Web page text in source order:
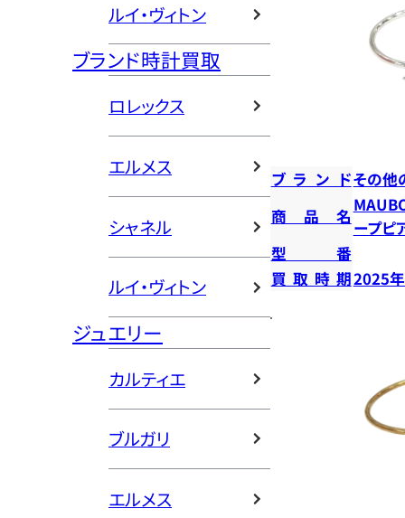
ルイ・ヴィトン
ブランド時計買取
ロレックス
エルメス
シャネル
ルイ・ヴィトン
ジュエリー
カルティエ
ブルガリ
エルメス
ブランドその他
商品名
ープピ
型番
買取時期2025